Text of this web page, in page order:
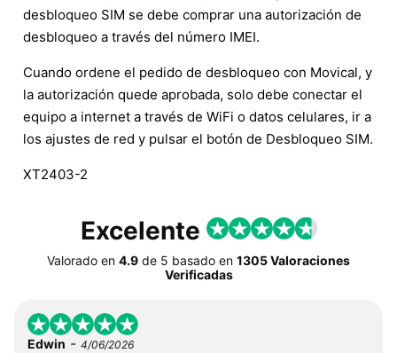
desbloqueo SIM se debe comprar una autorización de
desbloqueo a través del número IMEI.
Cuando ordene el pedido de desbloqueo con Movical, y
la autorización quede aprobada, solo debe conectar el
equipo a internet a través de WiFi o datos celulares, ir a
los ajustes de red y pulsar el botón de Desbloqueo SIM.
XT2403-2
Excelente
Valorado en 4.9 de 5 basado en 1305 Valoraciones
Verificadas
Edwin - 4/06/2026